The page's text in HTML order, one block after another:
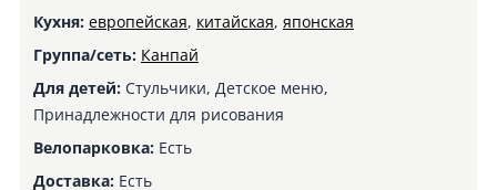
Кухня: европейская, китайская, японская
Группа/сеть: Канпай
Для детей:Стульчики, Детское меню,
Принадлежности для рисования
Велопарковка:Есть
Доставка:Есть